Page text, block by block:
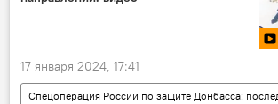
17 января 2024, 17:41